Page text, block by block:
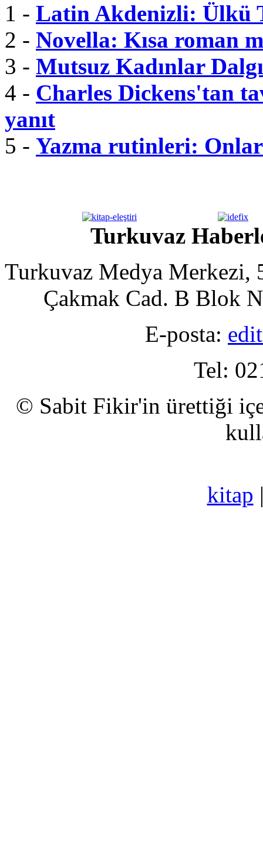
1 - Latin Akdenizli: Ülkü
2 - Novella: Kısa roman
3 - Mutsuz Kadınlar
4 - Charles Dickens'tan
yanıt
5 - Yazma rutinleri: Onlar
Turkuvaz
Turkuvaz Medya Merkezi,
Çakmak Cad. B Blok
E-posta:
Tel:
© Sabit Fikir'in ürettiği
kitap